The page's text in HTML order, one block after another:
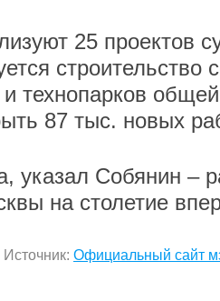
25 проектов
строительство
технопарков
87 тыс. новых
указал Собянин –
на столетие
Источник: Официальный сайт